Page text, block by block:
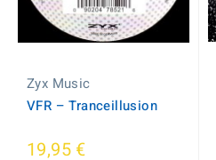
Zyx Music
VFR ‎– Tranceillusion
19,95 €